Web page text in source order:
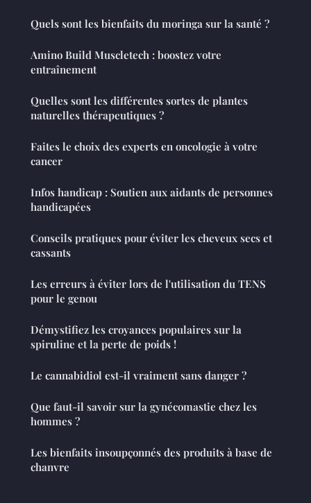
Quels sont les bienfaits du moringa sur la santé ?
Amino Build Muscletech : boostez votre
entraînement
Quelles sont les différentes sortes de plantes
naturelles thérapeutiques ?
Faites le choix des experts en oncologie à votre
cancer
Infos handicap : Soutien aux aidants de personnes
handicapées
Conseils pratiques pour éviter les cheveux secs et
cassants
Les erreurs à éviter lors de l'utilisation du TENS
pour le genou
Démystifiez les croyances populaires sur la
spiruline et la perte de poids !
Le cannabidiol est-il vraiment sans danger ?
Que faut-il savoir sur la gynécomastie chez les
hommes ?
Les bienfaits insoupçonnés des produits à base de
chanvre